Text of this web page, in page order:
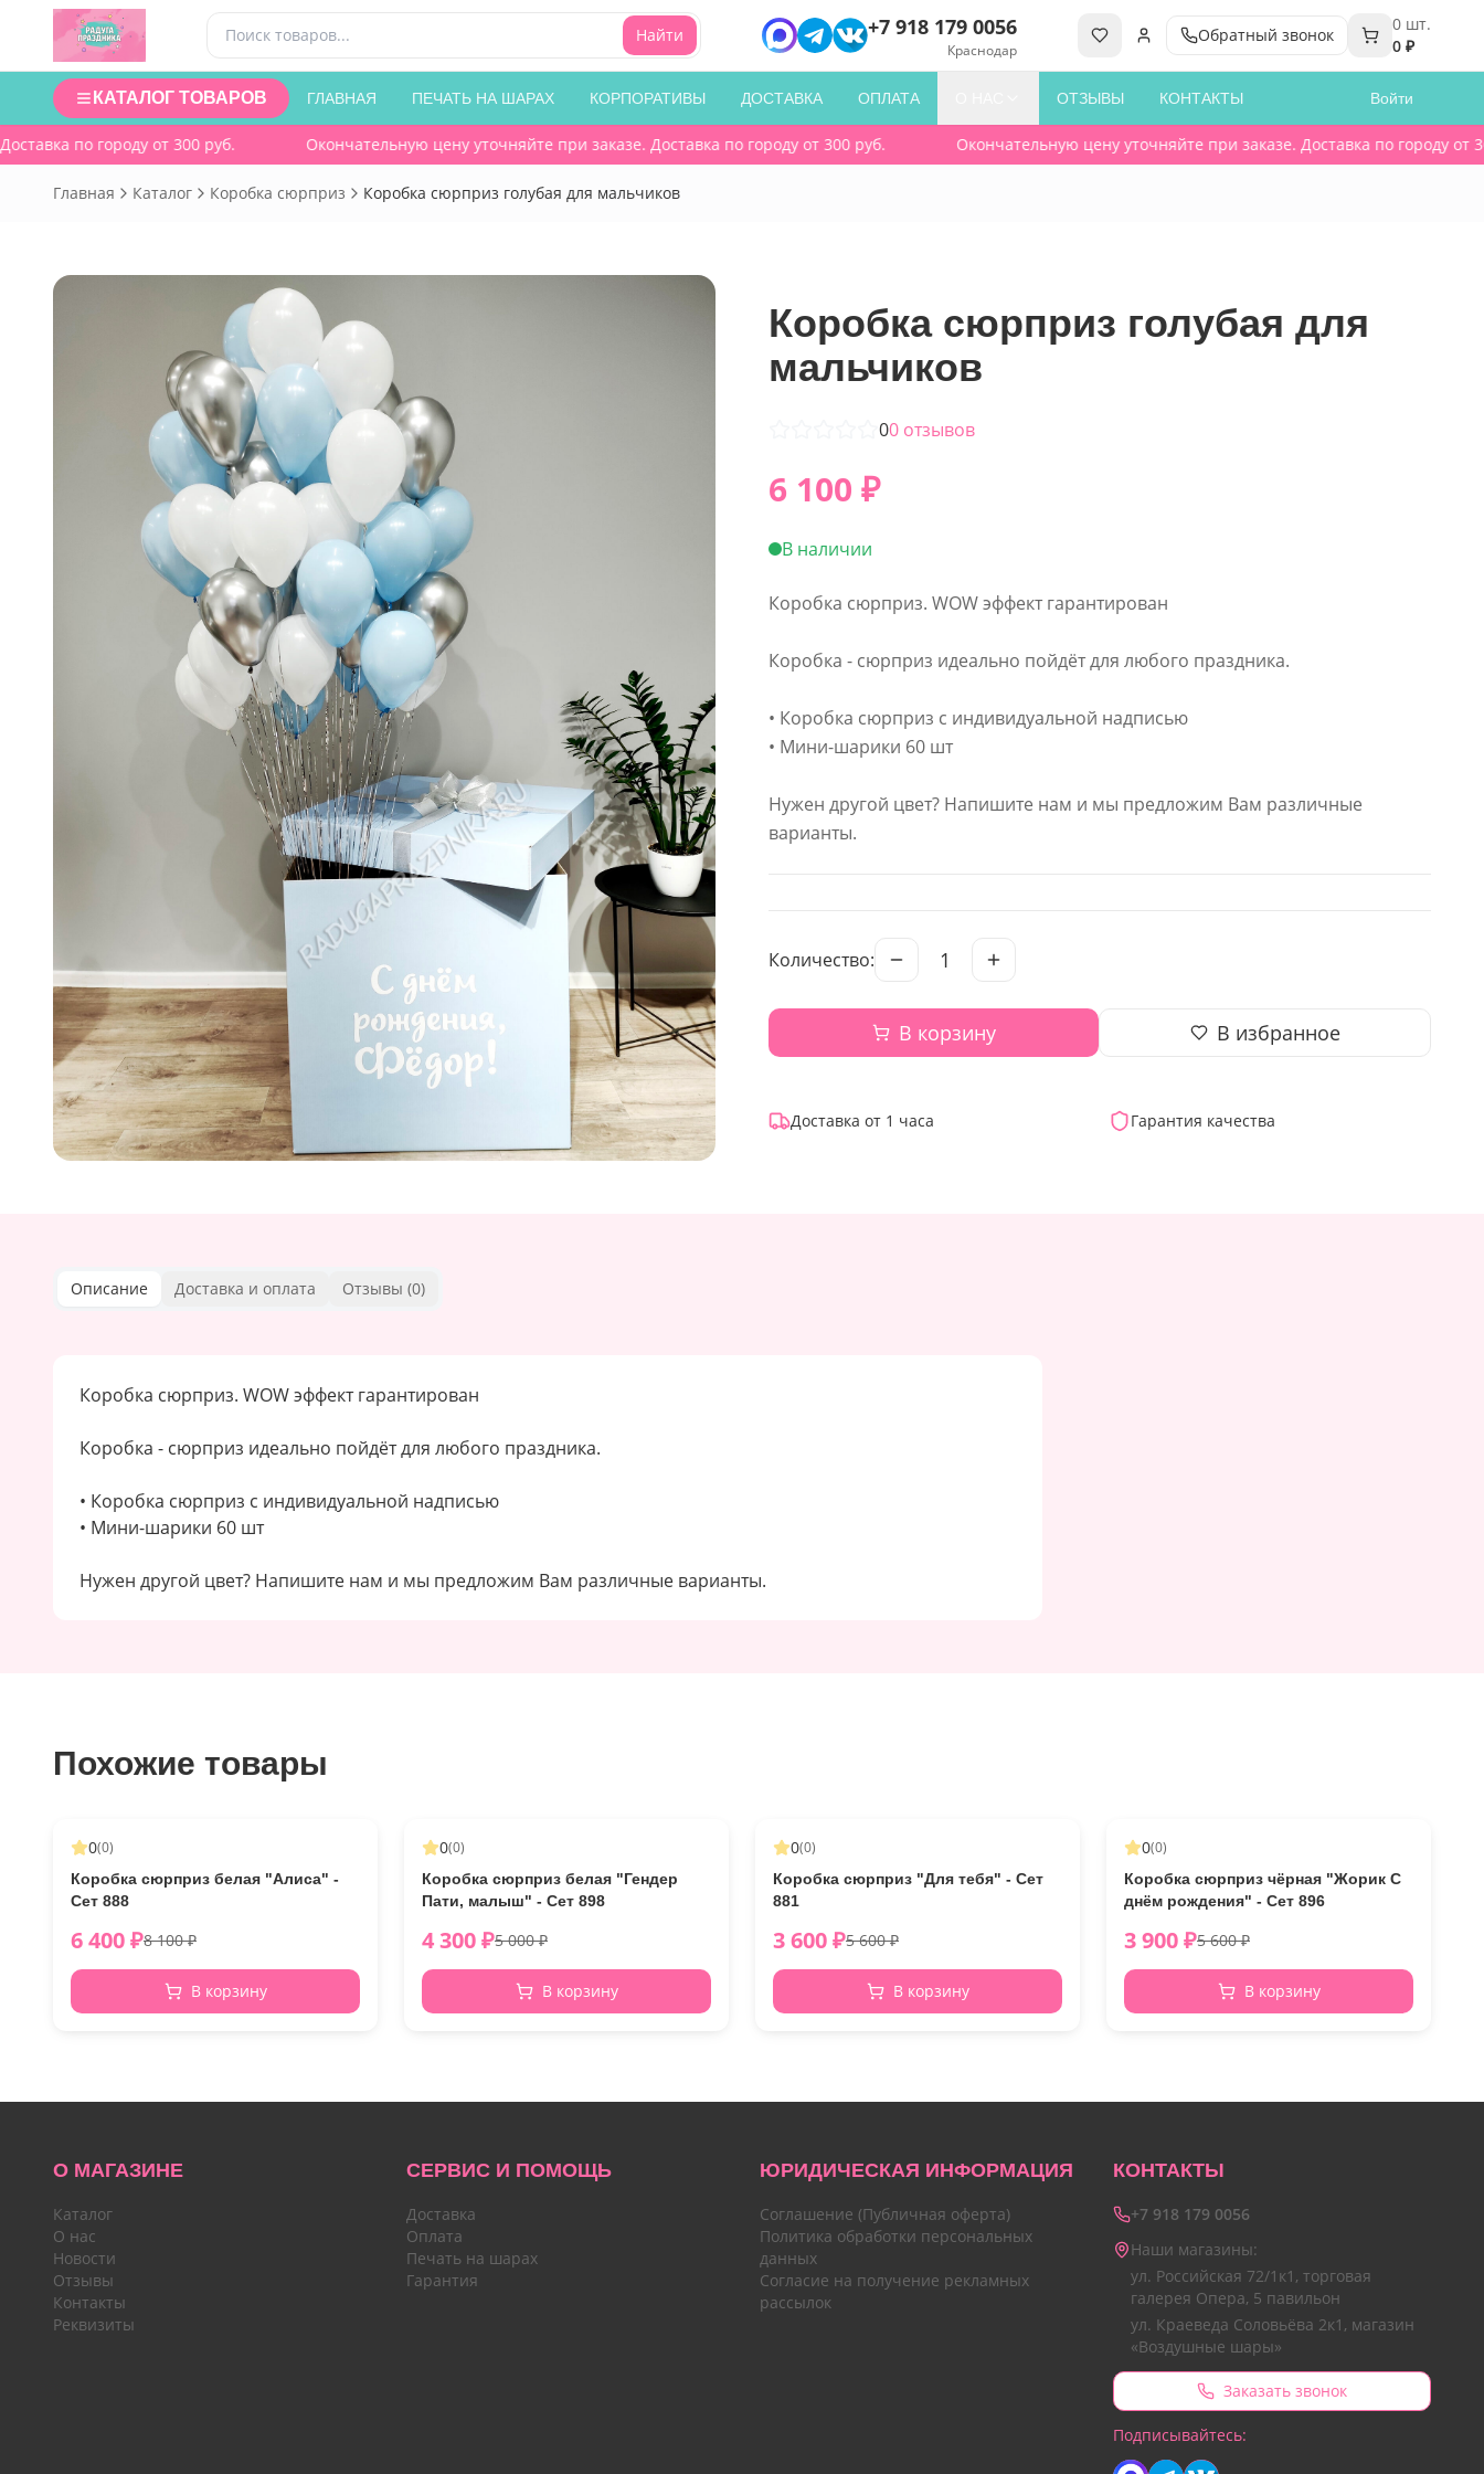
Найти +7 918 179 0056
Краснодар
Обратный звонок
0 шт.
0 ₽
КАТАЛОГ ТОВАРОВ ГЛАВНАЯ ПЕЧАТЬ НА ШАРАХ КОРПОРАТИВЫ ДОСТАВКА ОПЛАТА ОТЗЫВЫ КОНТАКТЫ Войти
по городу от 300 руб. Окончательную цену уточняйте при заказе. Доставка по городу от 300 руб. Окончательную цену уточняйте при заказе. Доставка по городу от
Главная Каталог Коробка сюрприз Коробка сюрприз голубая для мальчиков
Коробка сюрприз голубая для
мальчиков
00 отзывов
6 100 ₽
В наличии
Коробка сюрприз. WOW эффект гарантирован
Коробка - сюрприз идеально пойдёт для любого праздника.
• Коробка сюрприз с индивидуальной надписью
• Мини-шарики 60 шт
Нужен другой цвет? Напишите нам и мы предложим Вам различные
варианты.
Количество: 1
В корзину В избранное
Доставка от 1 часа Гарантия качества
Описание Доставка и оплата Отзывы (0)
Коробка сюрприз. WOW эффект гарантирован
Коробка - сюрприз идеально пойдёт для любого праздника.
• Коробка сюрприз с индивидуальной надписью
• Мини-шарики 60 шт
Нужен другой цвет? Напишите нам и мы предложим Вам различные варианты.
Похожие товары
21 %
0(0)
Коробка сюрприз белая "Алиса" -
Сет 888
6 400₽8 100₽
В корзину
14 %
0(0)
Коробка сюрприз белая "Гендер
Пати, малыш" - Сет 898
4 300₽5 000₽
В корзину
11 %
0(0)
Коробка сюрприз "Для тебя" - Сет
881
3 600₽5 600₽
В корзину
23 %
0(0)
Коробка сюрприз чёрная "Жорик С
днём рождения" - Сет 896
3 900₽5 600₽
В корзину
О МАГАЗИНЕ
Каталог
О нас
Новости
Отзывы
Контакты
Реквизиты
СЕРВИС И ПОМОЩЬ
Доставка
Оплата
Печать на шарах
Гарантия
ЮРИДИЧЕСКАЯ ИНФОРМАЦИЯ
Соглашение (Публичная оферта)
Политика обработки персональных
данных
Согласие на получение рекламных
рассылок
КОНТАКТЫ
+7 918 179 0056
Наши магазины:
ул. Российская 72/1к1, торговая
галерея Опера, 5 павильон
ул. Краеведа Соловьёва 2к1, магазин
«Воздушные шары»
Заказать звонок
Подписывайтесь: